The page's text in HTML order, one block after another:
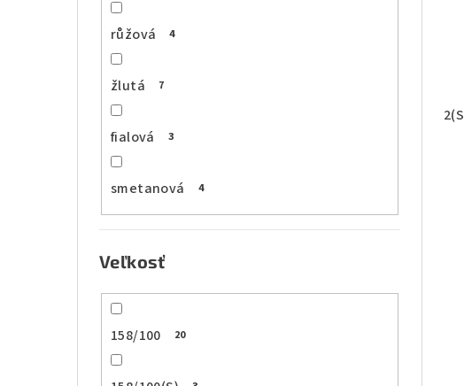
růžová 4
žlutá 7
fialová 3
smetanová 4
Veľkosť
158/100 20